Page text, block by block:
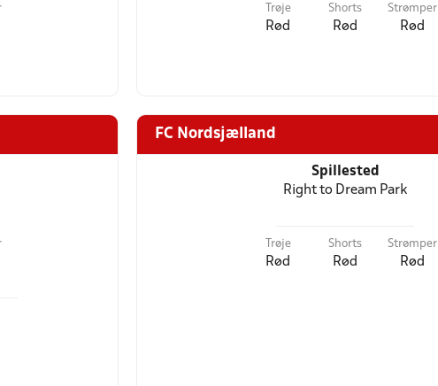
Trøje
Rød
Shorts
Rød
Strømper
Rød
FC Nordsjælland
Spillested
Right to Dream Park
Trøje
Rød
Shorts
Rød
Strømper
Rød